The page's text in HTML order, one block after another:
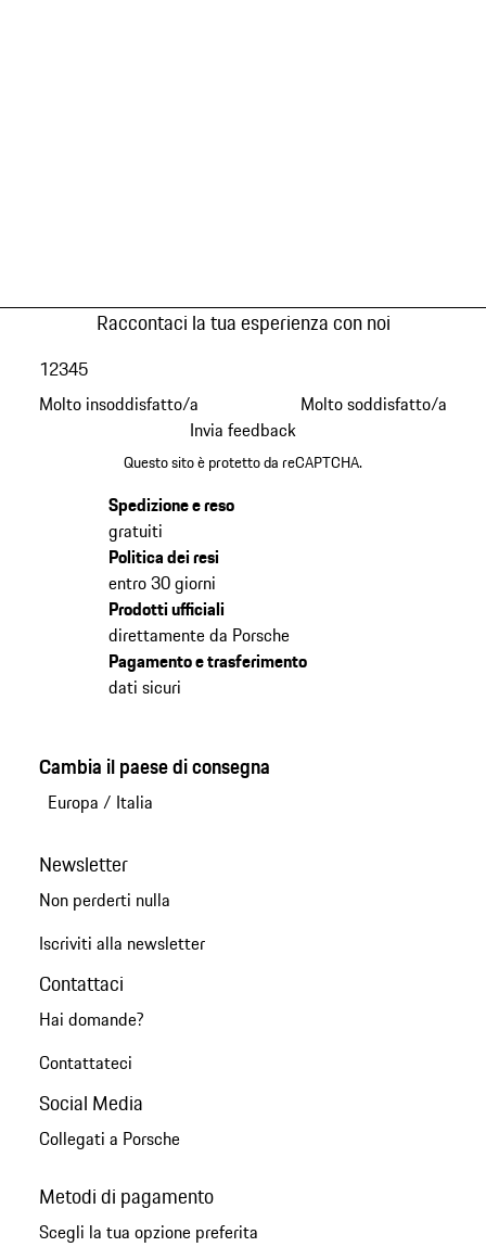
Raccontaci la tua esperienza con noi
Molto insoddisfatto/a
12345
Molto soddisfatto/a
Invia feedback
Questo sito è protetto da reCAPTCHA.
Spedizione e reso
gratuiti
Politica dei resi
entro 30 giorni
Prodotti ufficiali
direttamente da Porsche
Pagamento e trasferimento
dati sicuri
Cambia il paese di consegna
Europa / Italia
Newsletter
Non perderti nulla
Iscriviti alla newsletter
Contattaci
Hai domande?
Contattateci
Social Media
Collegati a Porsche
Metodi di pagamento
Scegli la tua opzione preferita